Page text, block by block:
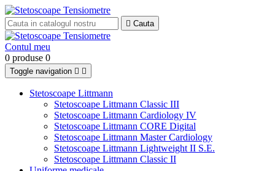
 Cauta
Contul meu
0 produse 0
Toggle navigation  
Stetoscoape Littmann
Stetoscoape Littmann Classic III
Stetoscoape Littmann Cardiology IV
Stetoscoape Littmann CORE Digital
Stetoscoape Littmann Master Cardiology
Stetoscoape Littmann Lightweight II S.E.
Stetoscoape Littmann Classic II